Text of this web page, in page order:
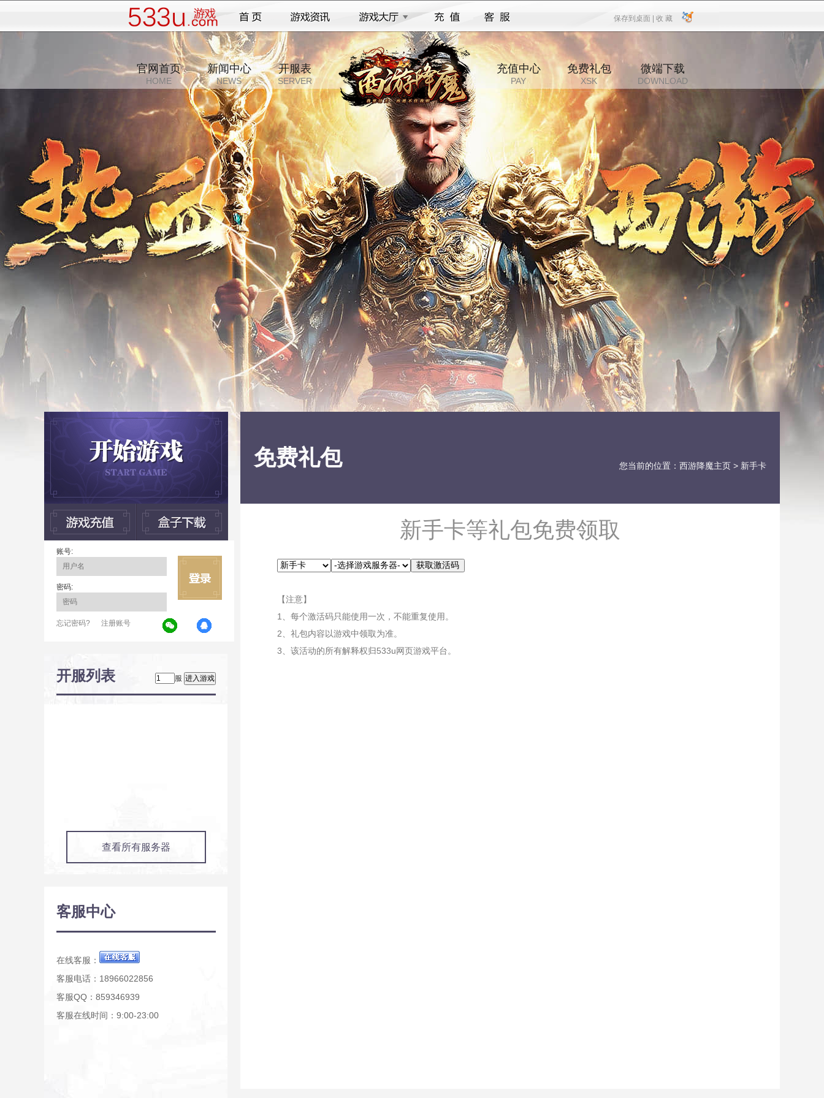
保存到桌面 |
保存到桌面 收 藏
收 藏
官网首页
HOME
新闻中心
NEWS
开服表
SERVER
充值中心
PAY
免费礼包
XSK
微端下载
DOWNLOAD
账号:
密码:
忘记密码? 注册账号
开服列表 服
查看所有服务器
客服中心
在线客服：
客服电话：18966022856
客服QQ：859346939
客服在线时间：9:00-23:00
免费礼包 您当前的位置： 西游降魔主页 > 新手卡
新手卡等礼包免费领取
【注意】
1、每个激活码只能使用一次，不能重复使用。
2、礼包内容以游戏中领取为准。
3、该活动的所有解释权归533u网页游戏平台。